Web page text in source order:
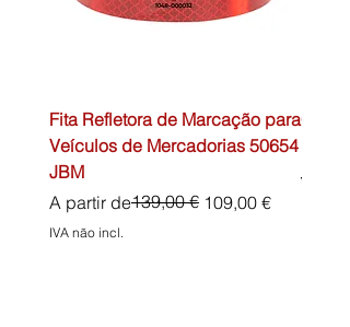
Fita Refletora de Marcação para
Veículos de Mercadorias 50654
JBM
A partir de
Preço normal139,00 € 109,00 €
Preço promocional
IVA não incl.
Preço
45,00 €